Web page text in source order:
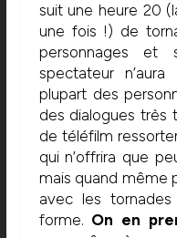
suit une heure 20
une fois !) de
personnages et
spectateur
plupart des
des dialogues très
de téléfilm
qui n’offrira que
mais quand même
avec les
forme. On en